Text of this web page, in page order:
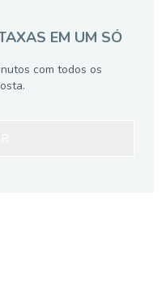
EM UM SÓ
com todos os